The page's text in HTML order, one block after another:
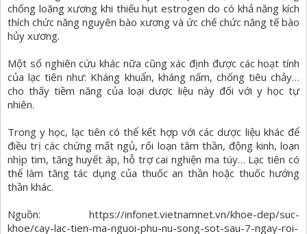
chống loãng xương khi thiếu hụt estrogen do có khả năng kích
thích chức năng nguyên bào xương và ức chế chức năng tế bào
hủy xương.
Một số nghiên cứu khác nữa cũng xác định được các hoạt tính
của lạc tiên như: Kháng khuẩn, kháng nấm, chống tiêu chảy…
cho thấy tiềm năng của loại dược liệu này đối với y học tự
nhiên.
Trong y học, lạc tiên có thể kết hợp với các dược liệu khác để
điều trị các chứng mất ngủ, rối loạn tâm thần, động kinh, loạn
nhịp tim, tăng huyết áp, hỗ trợ cai nghiện ma túy… Lạc tiên có
thể làm tăng tác dụng của thuốc an thần hoặc thuốc hướng
thần khác.
Nguồn: https://infonet.vietnamnet.vn/khoe-dep/suc-
khoe/cay-lac-tien-ma-nguoi-phu-nu-song-sot-sau-7-ngay-roi-